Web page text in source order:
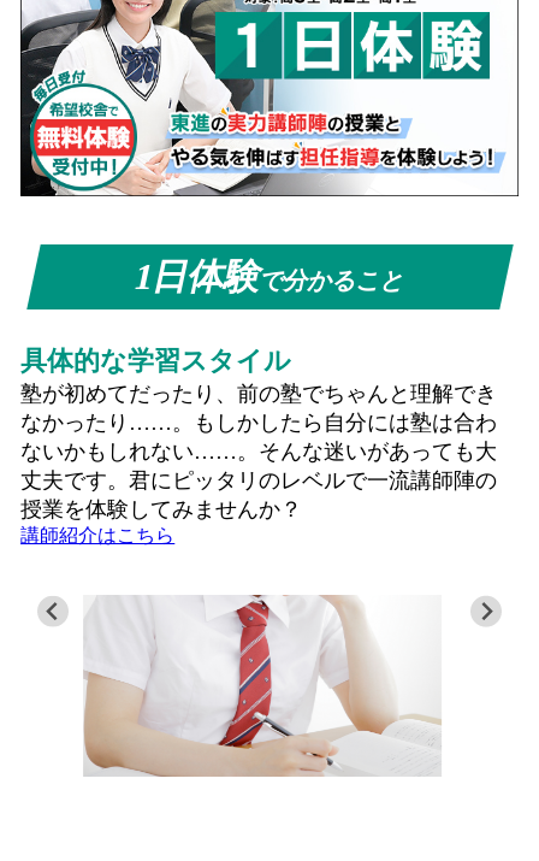
1日体験で分かること
具体的な学習スタイル
塾が初めてだったり、前の塾でちゃんと理解でき
なかったり……。もしかしたら自分には塾は合わ
ないかもしれない……。そんな迷いがあっても大
丈夫です。君にピッタリのレベルで一流講師陣の
授業を体験してみませんか？
講師紹介はこちら